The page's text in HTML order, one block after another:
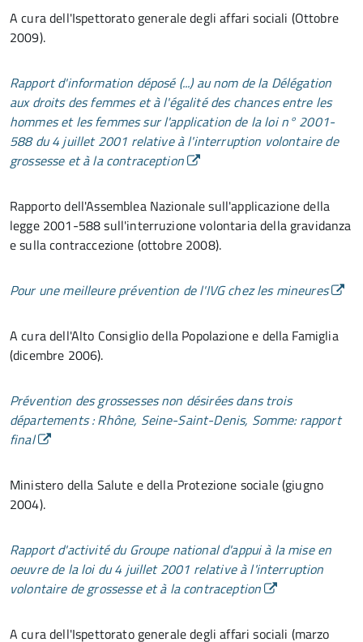
A cura dell'Ispettorato generale degli affari sociali (Ottobre
2009).
Rapport d'information déposé (...) au nom de la Délégation
aux droits des femmes et à l'égalité des chances entre les
hommes et les femmes sur l'application de la loi n° 2001-
588 du 4 juillet 2001 relative à l'interruption volontaire de
grossesse et à la contraception
Rapporto dell'Assemblea Nazionale sull'applicazione della
legge 2001-588 sull'interruzione volontaria della gravidanza
e sulla contraccezione (ottobre 2008).
Pour une meilleure prévention de l'IVG chez les mineures
A cura dell'Alto Consiglio della Popolazione e della Famiglia
(dicembre 2006).
Prévention des grossesses non désirées dans trois
départements : Rhône, Seine-Saint-Denis, Somme: rapport
final
Ministero della Salute e della Protezione sociale (giugno
2004).
Rapport d'activité du Groupe national d'appui à la mise en
oeuvre de la loi du 4 juillet 2001 relative à l'interruption
volontaire de grossesse et à la contraception
A cura dell'Ispettorato generale degli affari sociali (marzo